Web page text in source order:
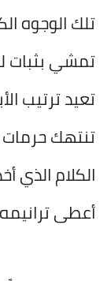
تلك الوجوه
تمشي بثبات
تعيد ترتيب
تنتهك
الكلام الذي
أعطى